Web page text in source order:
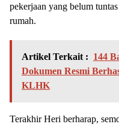
pekerjaan yang belum
rumah.
Artikel Terkait : 144
Dokumen Resmi
KLHK
Terakhir Heri berharap,